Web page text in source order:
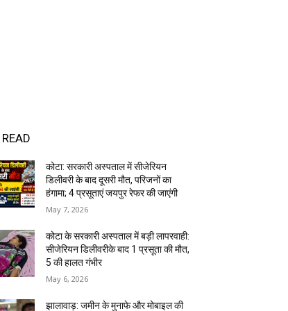
कोटा: सरकारी अस्पताल में सीजेरियन
डिलीवरी के बाद दूसरी मौत, परिजनों का
हंगामा; 4 प्रसूताएं जयपुर रेफर की जाएंगी
May 7, 2026
कोटा के सरकारी अस्पताल में बड़ी लापरवाही:
सीजेरियन डिलीवरीके बाद 1 प्रसूता की मौत,
5 की हालत गंभीर
May 6, 2026
झालावाड़: जमीन के मुनाफे और मोबाइल की